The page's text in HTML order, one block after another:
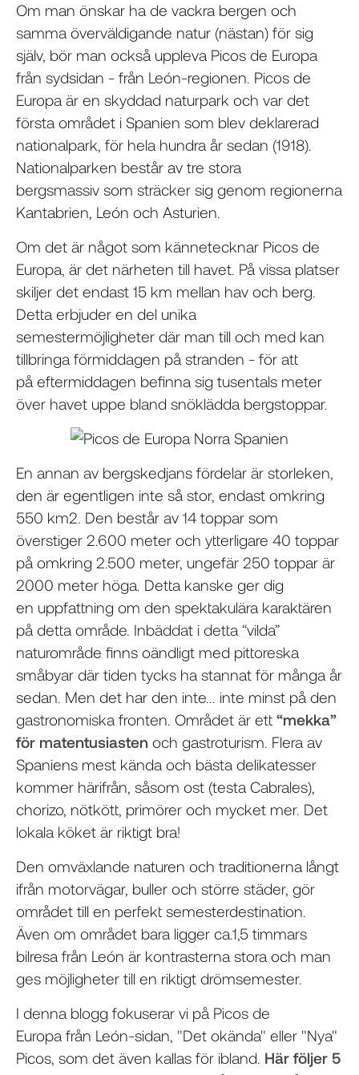
Om man önskar ha de vackra bergen och
samma överväldigande natur (nästan) för sig
själv, bör man också uppleva Picos de Europa
från sydsidan - från León-regionen. Picos de
Europa är en skyddad naturpark och var det
första området i Spanien som blev deklarerad
nationalpark, för hela hundra år sedan (1918).
Nationalparken består av tre stora
bergsmassiv som sträcker sig genom regionerna
Kantabrien, León och Asturien.
Om det är något som kännetecknar Picos de
Europa, är det närheten till havet. På vissa platser
skiljer det endast 15 km mellan hav och berg.
Detta erbjuder en del unika
semestermöjligheter där man till och med kan
tillbringa förmiddagen på stranden - för att
på eftermiddagen befinna sig tusentals meter
över havet uppe bland snöklädda bergstoppar.
En annan av bergskedjans fördelar är storleken,
den är egentligen inte så stor, endast omkring
550 km2. Den består av 14 toppar som
överstiger 2.600 meter och ytterligare 40 toppar
på omkring 2.500 meter, ungefär 250 toppar är
2000 meter höga. Detta kanske ger dig
en uppfattning om den spektakulära karaktären
på detta område. Inbäddat i detta “vilda”
naturområde finns oändligt med pittoreska
småbyar där tiden tycks ha stannat för många år
sedan. Men det har den inte... inte minst på den
gastronomiska fronten. Området är ett “mekka”
för matentusiasten och gastroturism. Flera av
Spaniens mest kända och bästa delikatesser
kommer härifrån, såsom ost (testa Cabrales),
chorizo, nötkött, primörer och mycket mer. Det
lokala köket är riktigt bra!
Den omväxlande naturen och traditionerna långt
ifrån motorvägar, buller och större städer, gör
området till en perfekt semesterdestination.
Även om området bara ligger ca.1,5 timmars
bilresa från León är kontrasterna stora och man
ges möjligheter till en riktigt drömsemester.
I denna blogg fokuserar vi på Picos de
Europa från León-sidan, "Det okända" eller "Nya"
Picos, som det även kallas för ibland. Här följer 5